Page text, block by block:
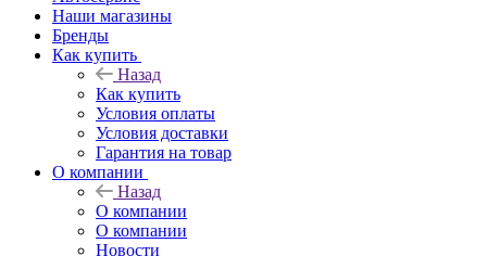
Наши магазины
Бренды
Как купить
Назад
Как купить
Условия оплаты
Условия доставки
Гарантия на товар
О компании
Назад
О компании
О компании
Новости